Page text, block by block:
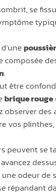
se
composée
.
être
brique rouge
observer
vos
peuvent se
une odeur de
répandant